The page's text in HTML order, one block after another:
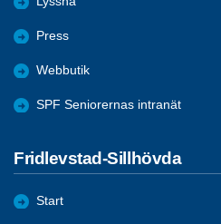
Press
Webbutik
SPF Seniorernas intranät
Fridlevstad-Sillhövda
Start